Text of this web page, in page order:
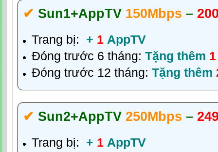
✔‎ Sun1+AppTV 150Mbps –
Trang bị: + 1 AppTV
Đóng trước 6 tháng: Tặng thêm 1
Đóng trước 12 tháng: Tặng thêm
✔‎ Sun2+AppTV 250Mbps –
Trang bị: + 1 AppTV